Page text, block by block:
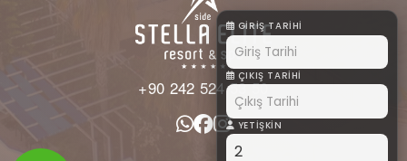
+90 242 524 53 50
GIRIŞ TARIHI
ÇIKIŞ TARIHI
YETIŞKIN